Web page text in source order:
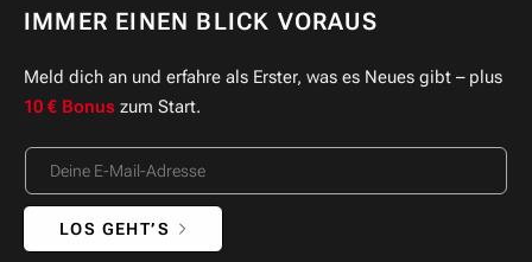
IMMER EINEN BLICK VORAUS
Meld dich an und erfahre als Erster, was es Neues gibt – plus
10 € Bonus zum Start.
LOS GEHT’S